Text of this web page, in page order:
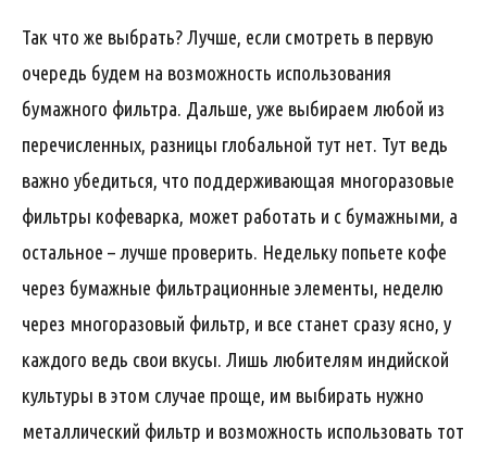
Так что же выбрать? Лучше, если смотреть в первую
очередь будем на возможность использования
бумажного фильтра. Дальше, уже выбираем любой из
перечисленных, разницы глобальной тут нет. Тут ведь
важно убедиться, что поддерживающая многоразовые
фильтры кофеварка, может работать и с бумажными, а
остальное – лучше проверить. Недельку попьете кофе
через бумажные фильтрационные элементы, неделю
через многоразовый фильтр, и все станет сразу ясно, у
каждого ведь свои вкусы. Лишь любителям индийской
культуры в этом случае проще, им выбирать нужно
металлический фильтр и возможность использовать тот